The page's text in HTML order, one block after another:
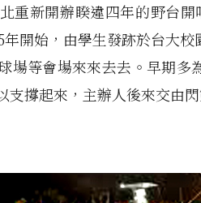
重新開辦睽違四年的野台
開始，由學生發跡於台大
場等會場來來去去。早期多
支撐起來，主辦人後來交由